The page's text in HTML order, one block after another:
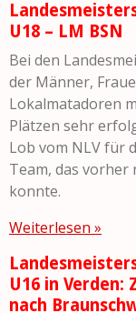
U18 – LM BSN
Bei den
der Männer,
Lokalmatadoren
Plätzen sehr
Lob vom NLV für
Team, das
konnte.
Weiterlesen »
U16 in
nach